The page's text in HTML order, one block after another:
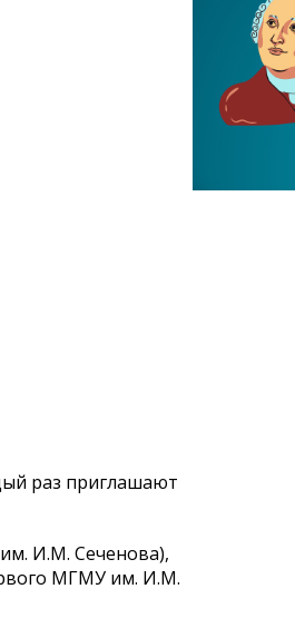
раз приглашают
И.М. Сеченова),
МГМУ им. И.М.